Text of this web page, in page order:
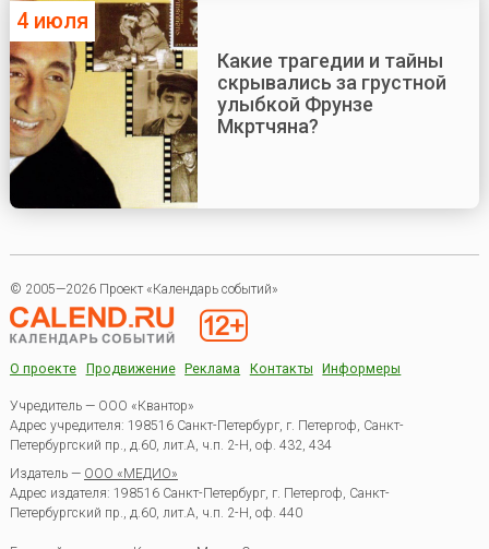
4 июля
Какие трагедии и тайны
скрывались за грустной
улыбкой Фрунзе
Мкртчяна?
© 2005—2026 Проект «Календарь событий»
О проекте Продвижение Реклама Контакты Информеры
Учредитель — ООО «Квантор»
Адрес учредителя: 198516 Санкт-Петербург, г. Петергоф, Санкт-
Петербургский пр., д.60, лит.А, ч.п. 2-Н, оф. 432, 434
Издатель — ООО «МЕДИО»
Адрес издателя: 198516 Санкт-Петербург, г. Петергоф, Санкт-
Петербургский пр., д.60, лит.А, ч.п. 2-Н, оф. 440